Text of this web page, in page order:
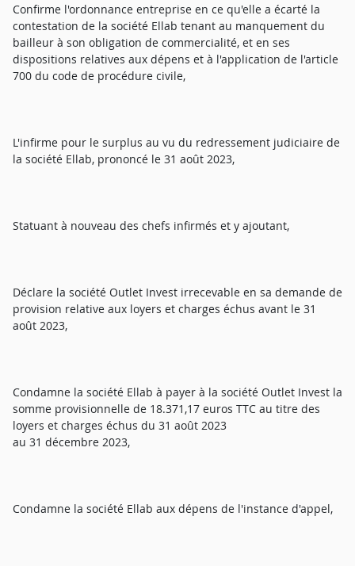
Confirme l'ordonnance entreprise en ce qu'elle a écarté la
contestation de la société Ellab tenant au manquement du
bailleur à son obligation de commercialité, et en ses
dispositions relatives aux dépens et à l'application de l'article
700 du code de procédure civile,
L'infirme pour le surplus au vu du redressement judiciaire de
la société Ellab, prononcé le 31 août 2023,
Statuant à nouveau des chefs infirmés et y ajoutant,
Déclare la société Outlet Invest irrecevable en sa demande de
provision relative aux loyers et charges échus avant le 31
août 2023,
Condamne la société Ellab à payer à la société Outlet Invest la
somme provisionnelle de 18.371,17 euros TTC au titre des
loyers et charges échus du 31 août 2023
au 31 décembre 2023,
Condamne la société Ellab aux dépens de l'instance d'appel,